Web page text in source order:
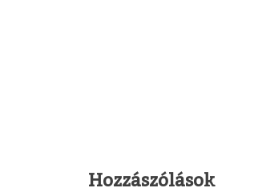
Hozzászólások